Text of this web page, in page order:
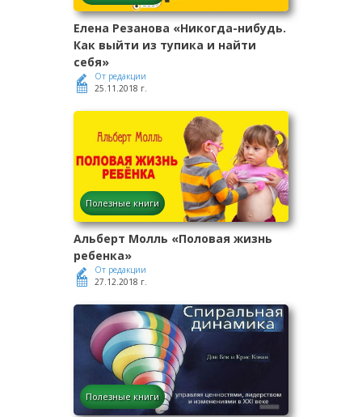
Елена Резанова «Никогда-нибудь.
Как выйти из тупика и найти
себя»
От редакции
25.11.2018 г.
Полезные книги
Альберт Молль «Половая жизнь
ребенка»
От редакции
27.12.2018 г.
Полезные книги